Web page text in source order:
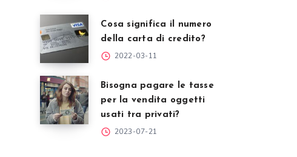
Cosa significa il numero
della carta di credito?
2022-03-11
Bisogna pagare le tasse
per la vendita oggetti
usati tra privati?
2023-07-21